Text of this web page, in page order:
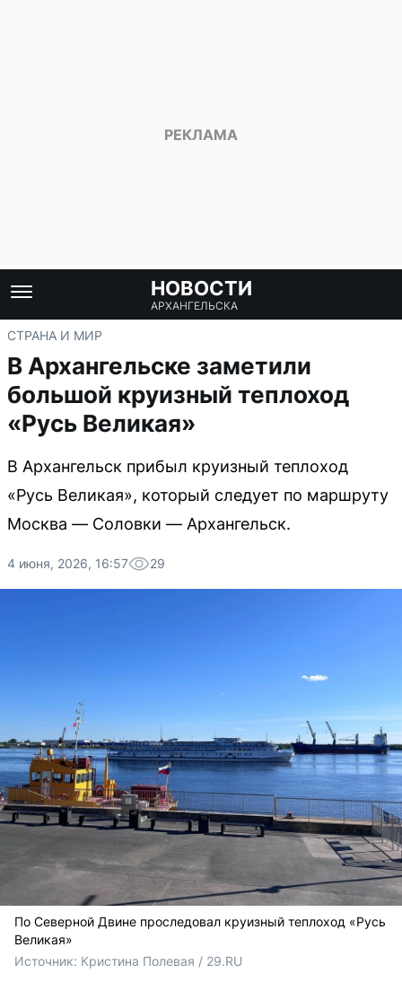
НОВОСТИ
АРХАНГЕЛЬСКА
СТРАНА И МИР
В Архангельске заметили
большой круизный теплоход
«Русь Великая»
В Архангельск прибыл круизный теплоход
«Русь Великая», который следует по маршруту
Москва — Соловки — Архангельск.
4 июня, 2026, 16:57 29
По Северной Двине проследовал круизный теплоход «Русь
Великая»
Источник: Кристина Полевая / 29.RU